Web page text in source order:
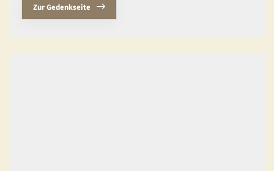
Zur Gedenkseite